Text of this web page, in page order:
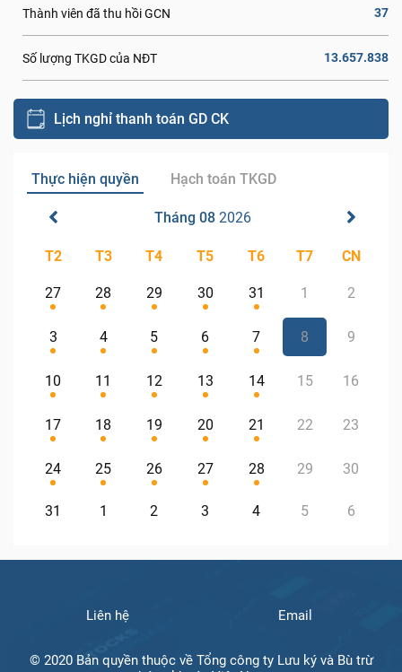
Thành viên đã thu hồi GCN 37
Số lượng TKGD của NĐT 13.657.838
Lịch nghỉ thanh toán GD CK
Thực hiện quyền Hạch toán TKGD
Tháng 08 2026
T2 T3 T4 T5 T6 T7 CN
27 28 29 30 31 1 2
3 4 5 6 7 8 9
10 11 12 13 14 15 16
17 18 19 20 21 22 23
24 25 26 27 28 29 30
31 1 2 3 4 5 6
Liên hệ Email
© 2020 Bản quyền thuộc về Tổng công ty Lưu ký và Bù trừ